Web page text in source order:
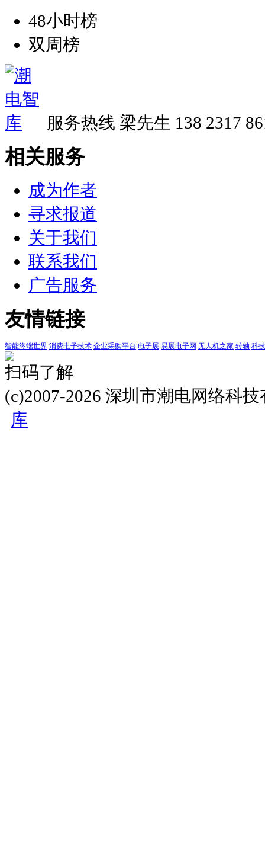
48小时榜
双周榜
服务热线 梁先生 138 2317
相关服务
成为作者
寻求报道
关于我们
联系我们
广告服务
友情链接
智能终端世界 消费电子技术 企业采购平台 电子展 易展电子网 无人机之家 转轴 科
扫码了解
(c)2007-2026 深圳市潮电网络科
库